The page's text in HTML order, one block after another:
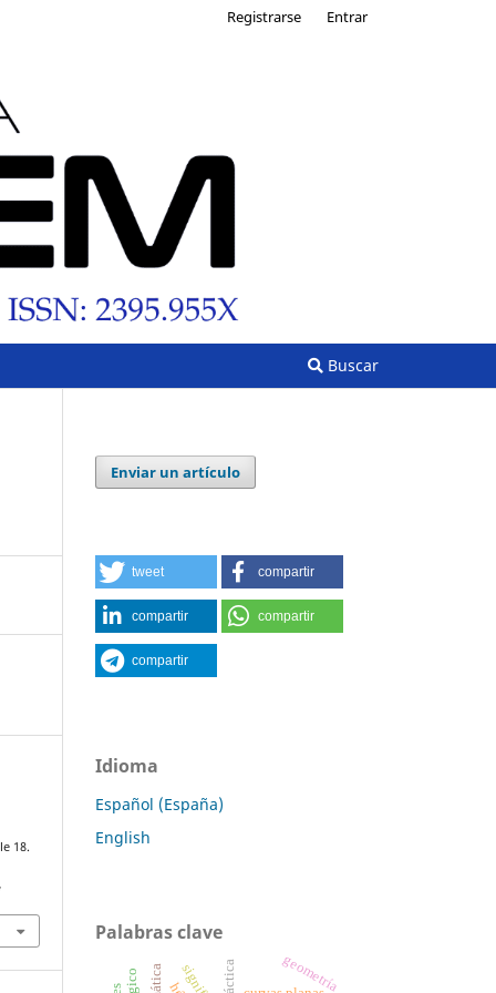
Buscar
Registrarse Entrar
18.
Enviar un artículo
tweet compartir
compartir compartir
compartir
Idioma
Español (España)
English
Palabras clave
geometría